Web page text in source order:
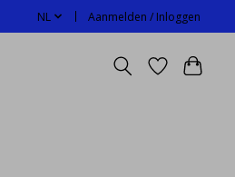
NL Aanmelden / Inloggen